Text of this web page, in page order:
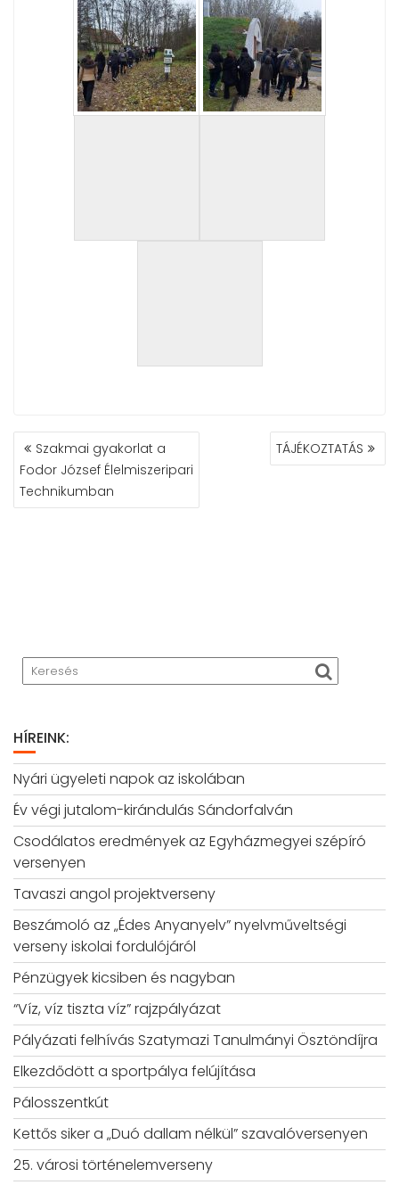
BEJEGYZÉS
NAVIGÁCIÓ
Szakmai gyakorlat a
Fodor József Élelmiszeripari
Technikumban
TÁJÉKOZTATÁS
HÍREINK:
Nyári ügyeleti napok az iskolában
Év végi jutalom-kirándulás Sándorfalván
Csodálatos eredmények az Egyházmegyei szépíró
versenyen
Tavaszi angol projektverseny
Beszámoló az „Édes Anyanyelv” nyelvműveltségi
verseny iskolai fordulójáról
Pénzügyek kicsiben és nagyban
“Víz, víz tiszta víz” rajzpályázat
Pályázati felhívás Szatymazi Tanulmányi Ösztöndíjra
Elkezdődött a sportpálya felújítása
Pálosszentkút
Kettős siker a „Duó dallam nélkül” szavalóversenyen
25. városi történelemverseny